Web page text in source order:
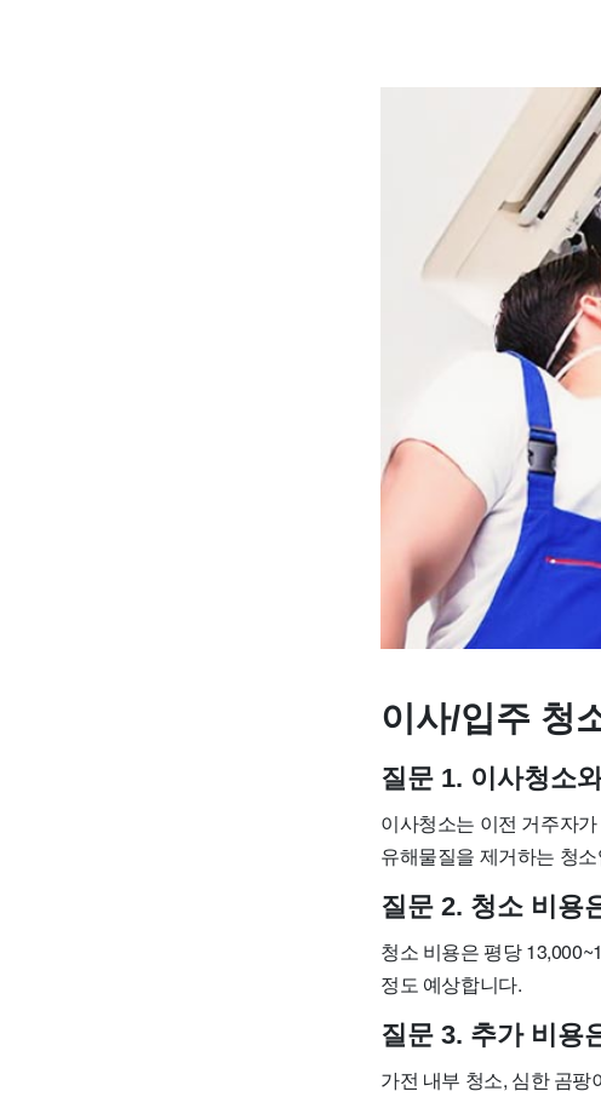
이사/입주 청
질문 1. 이사청소
이사청소는 이전 거주자
유해물질을 제거하는 청
질문 2. 청소 비용
청소 비용은 평당
정도 예상합니다.
질문 3. 추가 비용
가전 내부 청소, 심한 곰